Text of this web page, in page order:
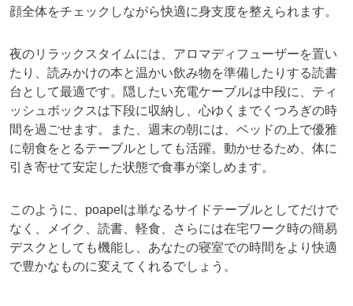
顔全体をチェックしながら快適に身支度を整えられます。
夜のリラックスタイムには、アロマディフューザーを置い
たり、読みかけの本と温かい飲み物を準備したりする読書
台として最適です。隠したい充電ケーブルは中段に、ティ
ッシュボックスは下段に収納し、心ゆくまでくつろぎの時
間を過ごせます。また、週末の朝には、ベッドの上で優雅
に朝食をとるテーブルとしても活躍。動かせるため、体に
引き寄せて安定した状態で食事が楽しめます。
このように、poapelは単なるサイドテーブルとしてだけで
なく、メイク、読書、軽食、さらには在宅ワーク時の簡易
デスクとしても機能し、あなたの寝室での時間をより快適
で豊かなものに変えてくれるでしょう。